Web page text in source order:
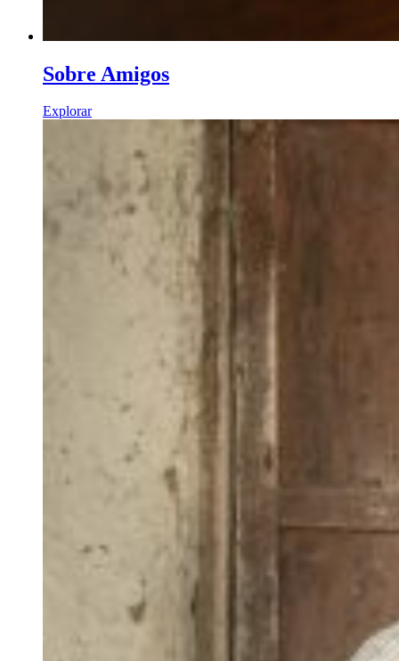
Sobre Amigos
Explorar